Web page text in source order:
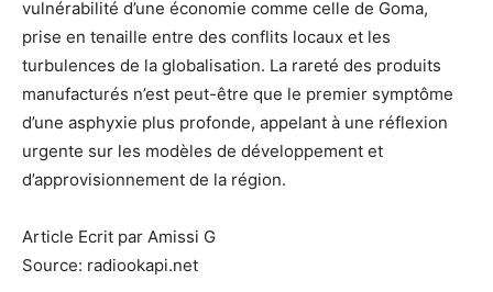
vulnérabilité d’une économie comme celle de Goma,
prise en tenaille entre des conflits locaux et les
turbulences de la globalisation. La rareté des produits
manufacturés n’est peut-être que le premier symptôme
d’une asphyxie plus profonde, appelant à une réflexion
urgente sur les modèles de développement et
d’approvisionnement de la région.
Article Ecrit par Amissi G
Source: radiookapi.net